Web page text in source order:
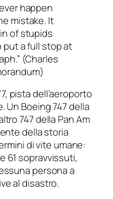
happen
mistake. It
of stupids
put a full stop at
(Charles
)
pista dell’aeroporto
Un Boeing 747 della
747 della Pan Am
della storia
di vite umane:
61 sopravvissuti,
persona a
al disastro.